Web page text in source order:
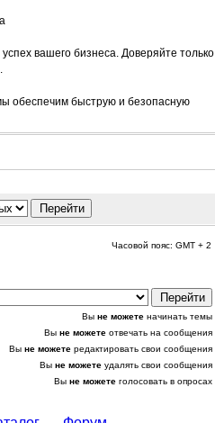
вашего бизнеса. Доверяйте только
обеспечим быструю и безопасную
Часовой пояс: GMT + 2
Вы не можете начинать темы
Вы не можете отвечать на сообщения
Вы не можете редактировать свои сообщения
Вы не можете удалять свои сообщения
Вы не можете голосовать в опросах